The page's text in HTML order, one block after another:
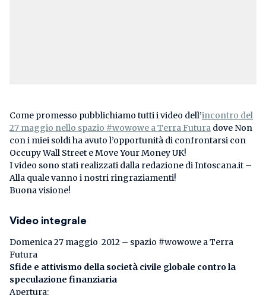
Come promesso pubblichiamo tutti i video dell’incontro del
27 maggio nello spazio #wowowe a Terra Futura dove Non
con i miei soldi ha avuto l’opportunità di confrontarsi con
Occupy Wall Street e Move Your Money UK!
I video sono stati realizzati dalla redazione di Intoscana.it –
Alla quale vanno i nostri ringraziamenti!
Buona visione!
Video integrale
Domenica 27 maggio 2012 – spazio #wowowe a Terra
Futura
Sfide e attivismo della società civile globale contro la
speculazione finanziaria
Apertura: